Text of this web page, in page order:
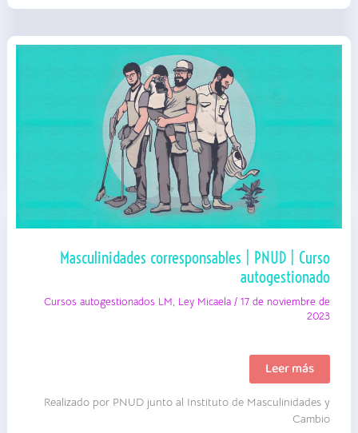
XYZ+
Masculinidades corresponsables | PNUD | Curso
autogestionado
Cursos autogestionados LM, Ley Micaela /17 de noviembre de
2023
Masculinidades
corresponsables
PNUD
Leer más
Realizado por PNUD junto al Instituto de Masculinidades y
Cambio